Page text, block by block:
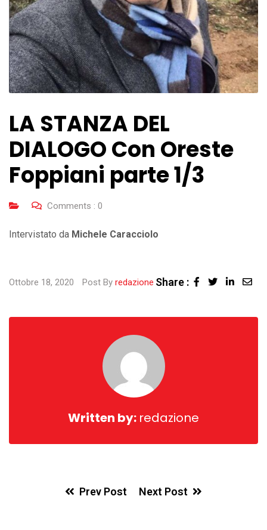
LA STANZA DEL
DIALOGO Con Oreste
Foppiani parte 1/3
Comments : 0
Intervistato da Michele Caracciolo
Ottobre 18, 2020 Post By redazione Share :
Written by: redazione
Prev Post Next Post